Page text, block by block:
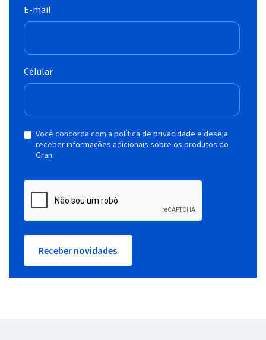
E-mail
Celular
Você concorda com a política de privacidade e deseja
receber informações adicionais sobre os produtos do
Gran.
Receber novidades